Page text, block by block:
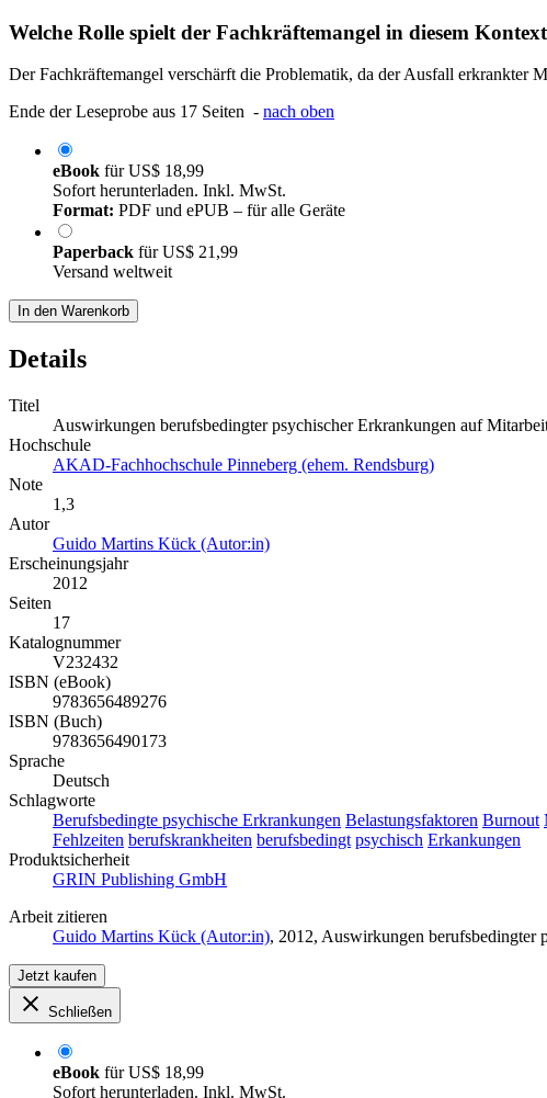
Welche Rolle spielt der Fachkräftemangel in diesem
Der Fachkräftemangel verschärft die Problematik, da der Ausfall erkrankter
Ende der Leseprobe aus 17 Seiten - nach oben
eBook fürUS$ 18,99
Sofort herunterladen. Inkl. MwSt.
Format: PDF und ePUB – für alle Geräte
Paperback fürUS$ 21,99
Versand weltweit
In den Warenkorb
Details
Titel
Auswirkungen berufsbedingter psychischer Erkrankungen auf
Hochschule
AKAD-Fachhochschule Pinneberg (ehem. Rendsburg)
Note
1,3
Autor
Guido Martins Kück (Autor:in)
Erscheinungsjahr
2012
Seiten
17
Katalognummer
V232432
ISBN (eBook)
9783656489276
ISBN (Buch)
9783656490173
Sprache
Deutsch
Schlagworte
Berufsbedingte psychische Erkrankungen Belastungsfaktoren Burnout
Fehlzeiten berufskrankheiten berufsbedingt psychisch Erkankungen
Produktsicherheit
GRIN Publishing GmbH
Arbeit zitieren
Guido Martins Kück (Autor:in), 2012, Auswirkungen berufsbedingter
Jetzt kaufen
Schließen
eBook fürUS$ 18,99
Sofort herunterladen. Inkl. MwSt.